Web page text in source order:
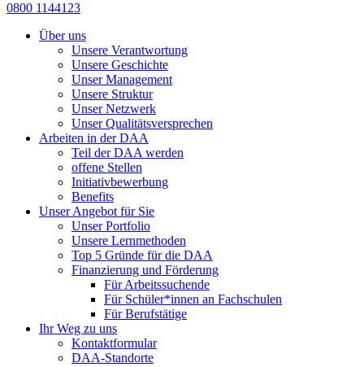
0800 1144123
Über uns
Unsere Verantwortung
Unsere Geschichte
Unser Management
Unsere Struktur
Unser Netzwerk
Unser Qualitätsversprechen
Arbeiten in der DAA
Teil der DAA werden
offene Stellen
Initiativbewerbung
Benefits
Unser Angebot für Sie
Unser Portfolio
Unsere Lernmethoden
Top 5 Gründe für die DAA
Finanzierung und Förderung
Für Arbeitssuchende
Für Schüler*innen an Fachschulen
Für Berufstätige
Ihr Weg zu uns
Kontaktformular
DAA-Standorte